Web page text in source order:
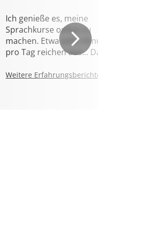
Ich genieße es, meine
Sprachkurse online zu
machen. Etwa zehn Minuten
pro Tag reichen aus... Danke!
Weitere Erfahrungsberichte.